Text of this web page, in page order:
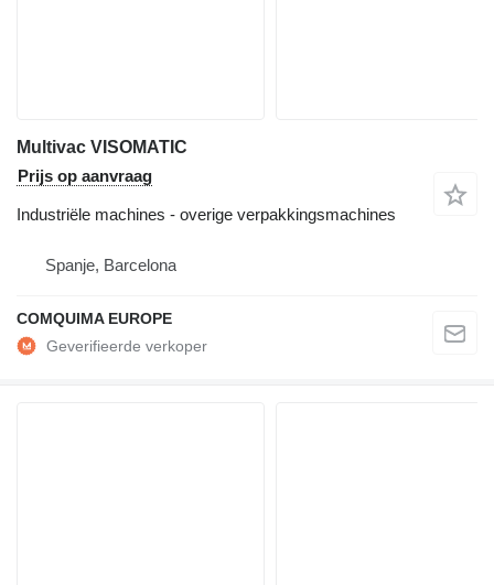
Multivac VISOMATIC
Prijs op aanvraag
Industriële machines - overige verpakkingsmachines
Spanje, Barcelona
COMQUIMA EUROPE